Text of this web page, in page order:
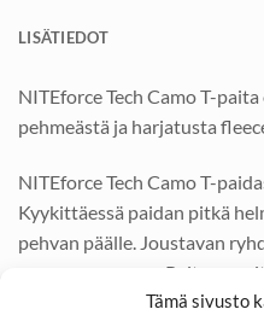
Tämä sivusto
LISÄTIEDOT
NITEforce Tech Camo T-
pehmeästä ja harjatusta
NITEforce Tech Camo T-
Kyykittäessä paidan pitkä
pehvan päälle. Joustavan
moneen menoon. Paita on
vasten ilman häiritseviä ja